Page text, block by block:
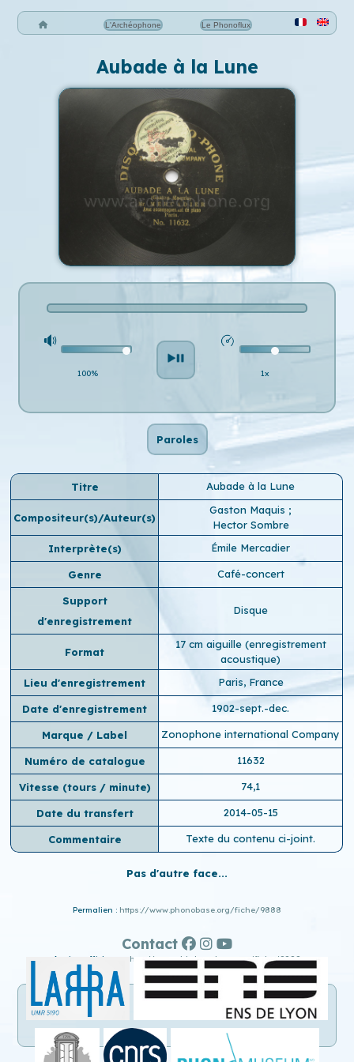
L'Archéophone Le Phonoflux
Aubade à la Lune
100% 1x
Paroles
Titre Aubade à la Lune
Compositeur(s)/Auteur(s)
Gaston Maquis ;
Hector Sombre
Interprète(s)
Émile Mercadier
Genre Café-concert
Support
d'enregistrement
Disque
Format
17 cm aiguille (enregistrement
acoustique)
Lieu d'enregistrement
Paris, France
Date d'enregistrement 1902-sept.-dec.
Marque / Label Zonophone international Company
Numéro de catalogue 11632
Vitesse (tours / minute) 74,1
Date du transfert 2014-05-15
Commentaire Texte du contenu ci-joint.
Pas d'autre face...
Permalien : https://www.phonobase.org/fiche/9888
Ancien affichage : http://www.old.phonobase.org/fiche/9888
Contact